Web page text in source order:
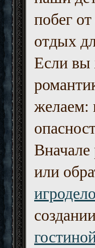
побег
отдых
Если вы
желаем:
или